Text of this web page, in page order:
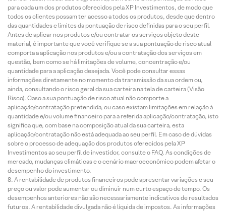
para cada um dos produtos oferecidos pela XP Investimentos, de modo que
todos os clientes possam ter acesso a todos os produtos, desde que dentro
das quantidades e limites da pontuação de risco definidas para o seu perfil.
Antes de aplicar nos produtos e/ou contratar os serviços objeto deste
material, é importante que você verifique se a sua pontuação de risco atual
comporta a aplicação nos produtos e/ou a contratação dos serviços em
questão, bem como se há limitações de volume, concentração e/ou
quantidade para a aplicação desejada. Você pode consultar essas
informações diretamente no momento da transmissão da sua ordem ou,
ainda, consultando o risco geral da sua carteira na tela de carteira (Visão
Risco). Caso a sua pontuação de risco atual não comporte a
aplicação/contratação pretendida, ou caso existam limitações em relação à
quantidade e/ou volume financeiro para a referida aplicação/contratação, isto
significa que, com base na composição atual da sua carteira, esta
aplicação/contratação não está adequada ao seu perfil. Em caso de dúvidas
sobre o processo de adequação dos produtos oferecidos pela XP
Investimentos ao seu perfil de investidor, consulte o FAQ. As condições de
mercado, mudanças climáticas e o cenário macroeconômico podem afetar o
desempenho do investimento.
A rentabilidade de produtos financeiros pode apresentar variações e seu
preço ou valor pode aumentar ou diminuir num curto espaço de tempo. Os
desempenhos anteriores não são necessariamente indicativos de resultados
futuros. A rentabilidade divulgada não é líquida de impostos. As informações